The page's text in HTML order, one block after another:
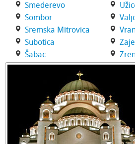
Smederevo
Sombor
Sremska Mitrovica
Subotica
Šabac